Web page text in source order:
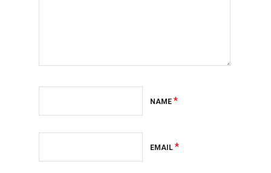
NAME *
EMAIL *